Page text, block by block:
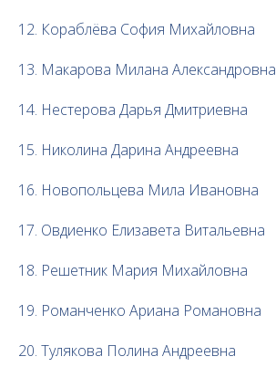
12. Кораблёва София Михайловна
13. Макарова Милана Александровна
14. Нестерова Дарья Дмитриевна
15. Николина Дарина Андреевна
16. Новопольцева Мила Ивановна
17. Овдиенко Елизавета Витальевна
18. Решетник Мария Михайловна
19. Романченко Ариана Романовна
20. Тулякова Полина Андреевна